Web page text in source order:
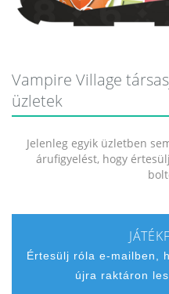
Vampire Village
üzletek
Jelenleg egyik üzletben
árufigyelést, hogy
Értesülj róla e-mailben,
újra raktáron